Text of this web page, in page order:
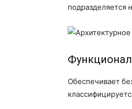
подразделяется
Обеспечивает